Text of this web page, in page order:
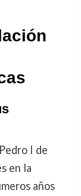
I de
en la
años